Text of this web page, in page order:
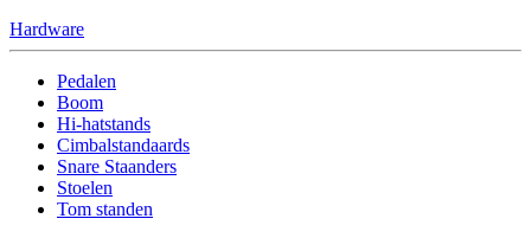
Hardware
Pedalen
Boom
Hi-hatstands
Cimbalstandaards
Snare Staanders
Stoelen
Tom standen